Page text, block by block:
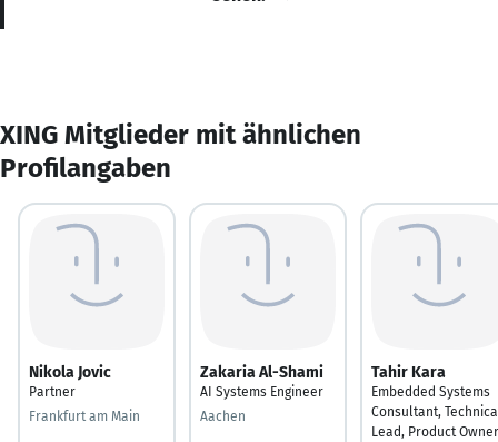
XING Mitglieder mit ähnlichen
Profilangaben
Nikola Jovic
Partner
Frankfurt am Main
Zakaria Al-Shami
AI Systems Engineer
Aachen
Tahir Kara
Embedded Systems
Consultant,
Lead, Product